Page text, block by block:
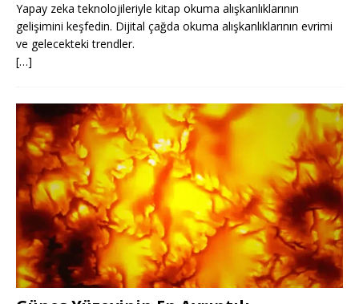
Yapay zeka teknolojileriyle kitap okuma alışkanlıklarının
gelişimini keşfedin. Dijital çağda okuma alışkanlıklarının evrimi
ve gelecekteki trendler.
[…]